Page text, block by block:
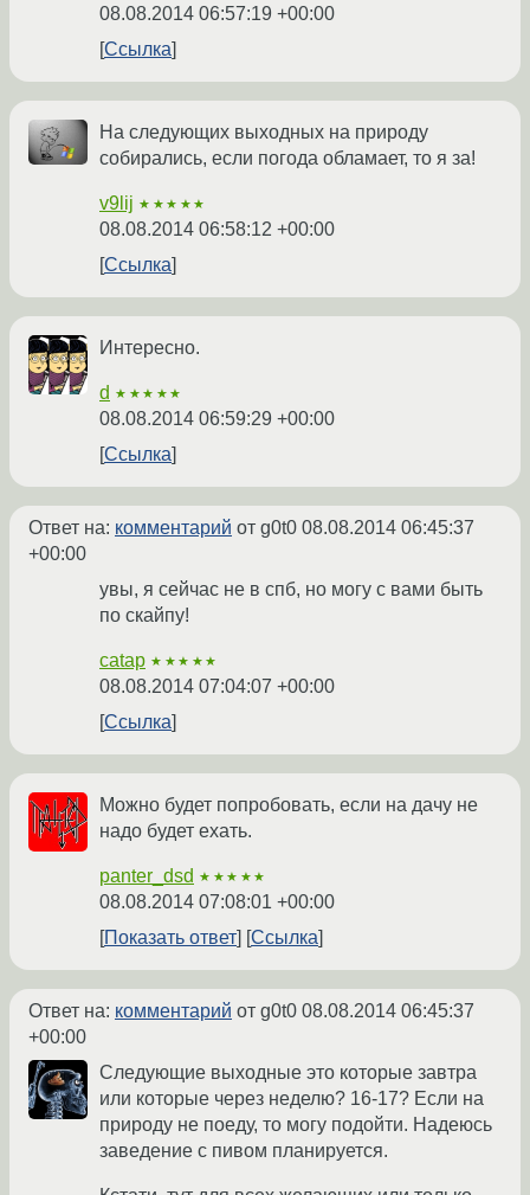
08.08.2014 06:57:19 +00:00
Ссылка
На следующих выходных на природу
собирались, если погода обламает, то я за!
v9lij ★★★★★
08.08.2014 06:58:12 +00:00
Ссылка
Интересно.
d ★★★★★
08.08.2014 06:59:29 +00:00
Ссылка
Ответ на: комментарий от g0t0 08.08.2014 06:45:37
+00:00
увы, я сейчас не в спб, но могу с вами быть
по скайпу!
catap ★★★★★
08.08.2014 07:04:07 +00:00
Ссылка
Можно будет попробовать, если на дачу не
надо будет ехать.
panter_dsd ★★★★★
08.08.2014 07:08:01 +00:00
Показать ответ
Ссылка
Ответ на: комментарий от g0t0 08.08.2014 06:45:37
+00:00
Следующие выходные это которые завтра
или которые через неделю? 16-17? Если на
природу не поеду, то могу подойти. Надеюсь
заведение с пивом планируется.